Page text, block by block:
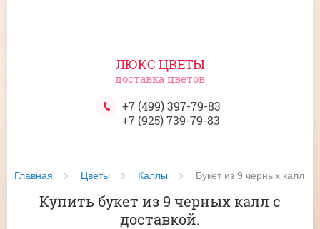
ЛЮКС ЦВЕТЫ
доставка цветов
+7 (499) 397-79-83
+7 (925) 739-79-83
Главная Цветы Каллы Букет из 9 черных калл
Купить букет из 9 черных калл с
доставкой.